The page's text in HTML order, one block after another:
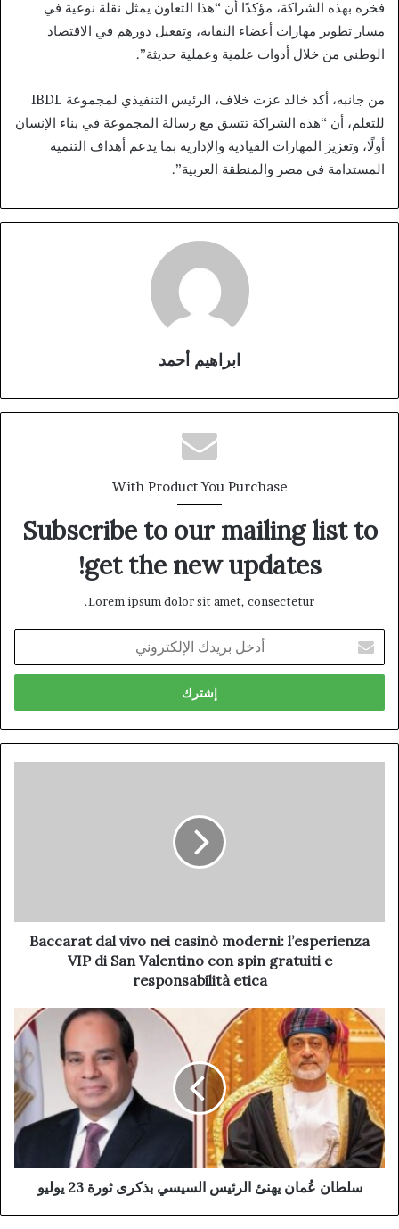
فخره بهذه الشراكة، مؤكدًا أن “هذا التعاون يمثل نقلة نوعية في
مسار تطوير مهارات أعضاء النقابة، وتفعيل دورهم في الاقتصاد
الوطني من خلال أدوات علمية وعملية حديثة”.
من جانبه، أكد خالد عزت خلاف، الرئيس التنفيذي لمجموعة IBDL
للتعلم، أن “هذه الشراكة تتسق مع رسالة المجموعة في بناء الإنسان
أولًا، وتعزيز المهارات القيادية والإدارية بما يدعم أهداف التنمية
المستدامة في مصر والمنطقة العربية”.
ابراهيم أحمد
With Product You Purchase
Subscribe to our mailing list to
get the new updates!
Lorem ipsum dolor sit amet, consectetur.
بريدك
الإلكتروني
Baccarat dal vivo nei casinò moderni: l’esperienza
VIP di San Valentino con spin gratuiti e
responsabilità etica
سلطان عُمان يهنئ الرئيس السيسي بذكرى ثورة 23 يوليو